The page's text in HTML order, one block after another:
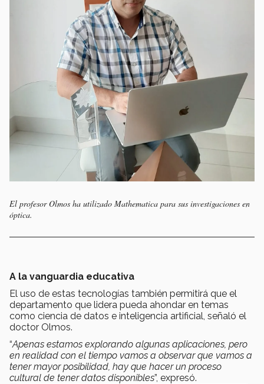
El profesor Olmos ha utilizado Mathematica para sus investigaciones en
óptica.
A la vanguardia educativa
El uso de estas tecnologías también permitirá que el
departamento que lidera pueda ahondar en temas
como ciencia de datos e inteligencia artificial, señaló el
doctor Olmos.
“Apenas estamos explorando algunas aplicaciones, pero
en realidad con el tiempo vamos a observar que vamos a
tener mayor posibilidad, hay que hacer un proceso
cultural de tener datos disponibles”, expresó.